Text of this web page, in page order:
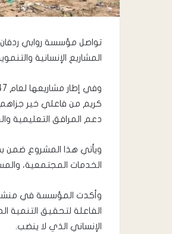
تواصل مؤسسة روابي
المشاريع الإنسانية
كريم من فاعلي خير جزاهم
دعم المرافق التعليمية
ويأتي هذا المشروع ضمن
الخدمات المجتمعية،
وأكدت المؤسسة في
الفاعلة لتحقيق التنمية
الإنساني الذي لا ينضب.